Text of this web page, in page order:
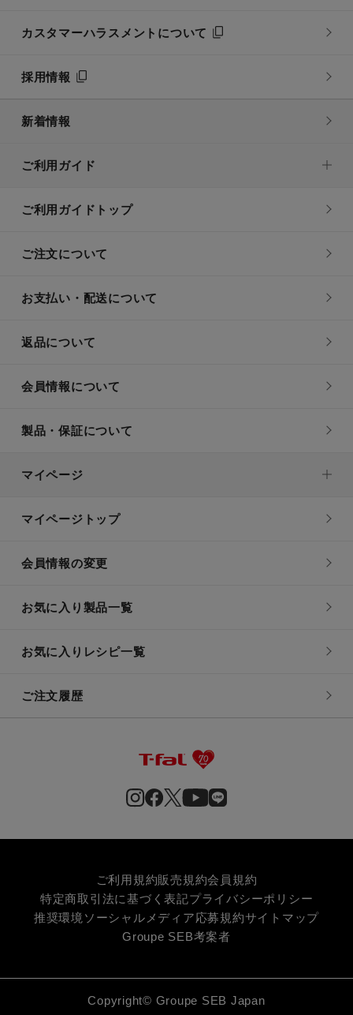
カスタマーハラスメントについて
採用情報
新着情報
ご利用ガイド
ご利用ガイドトップ
ご注文について
お支払い・配送について
返品について
会員情報について
製品・保証について
マイページ
マイページトップ
会員情報の変更
お気に入り製品一覧
お気に入りレシピ一覧
ご注文履歴
ご利用規約販売規約会員規約
特定商取引法に基づく表記プライバシーポリシー
推奨環境 ソーシャルメディア応募規約サイトマップ
Groupe SEB考案者
Copyright© Groupe SEB Japan